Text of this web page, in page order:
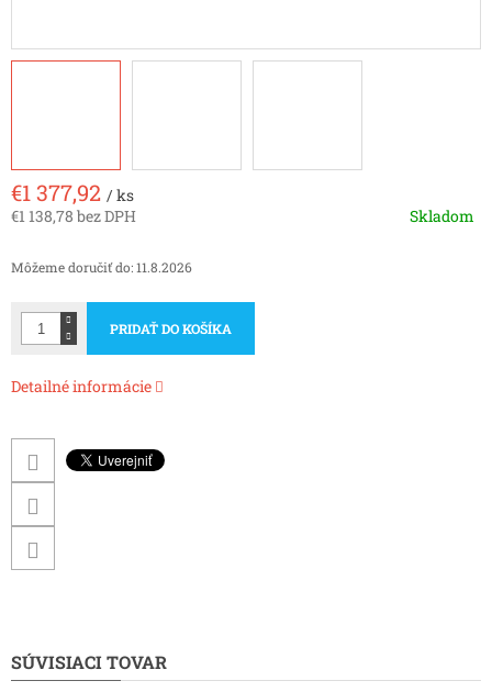
€1 377,92 / ks
€1 138,78 bez DPH
cena:
Skladom
Môžeme doručiť do:11.8.2026
PRIDAŤ DO KOŠÍKA
Detailné informácie
SÚVISIACI TOVAR